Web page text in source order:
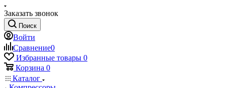
Заказать звонок
Поиск
Войти
Сравнение0
Избранные товары 0
Корзина 0
Каталог